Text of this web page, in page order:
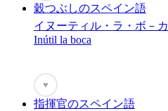
穀つぶしのスペイン語
イヌーティル・ラ・ボ－カ
Inútil la boca
♥
指揮官のスペイン語